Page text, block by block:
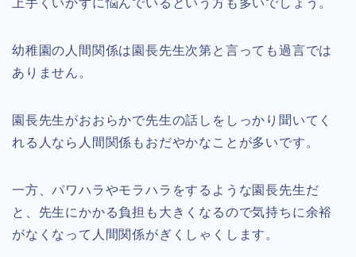
上手くいかずに悩んでいるという方も多いでしょう。
幼稚園の人間関係は園長先生次第と言っても過言では
ありません。
園長先生がおおらかで先生の話しをしっかり聞いてく
れる人なら人間関係もおだやかなことが多いです。
一方、パワハラやモラハラをするような園長先生だ
と、先生にかかる負担も大きくなるので気持ちに余裕
がなくなって人間関係がぎくしゃくします。